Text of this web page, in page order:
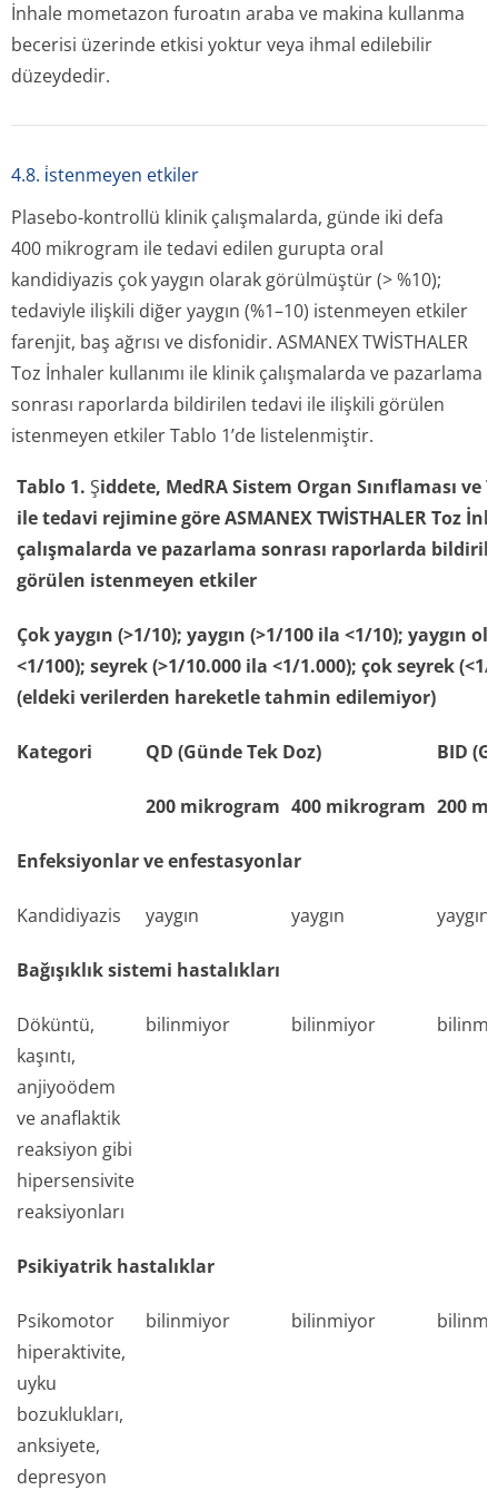
İnhale mometazon furoatın araba ve makina kullanma
becerisi üzerinde etkisi yoktur veya ihmal edilebilir
düzeydedir.
4.8. i̇stenmeyen etkiler
Plasebo-kontrollü klinik çalışmalarda, günde iki defa
400 mikrogram ile tedavi edilen gurupta oral
kandidiyazis çok yaygın olarak görülmüştür (> %10);
tedaviyle ilişkili diğer yaygın (%1–10) istenmeyen etkiler
farenjit, baş ağrısı ve disfonidir. ASMANEX TWİSTHALER
Toz İnhaler kullanımı ile klinik çalışmalarda ve pazarlama
sonrası raporlarda bildirilen tedavi ile ilişkili görülen
istenmeyen etkiler Tablo 1’de listelenmiştir.
Tablo 1. Şiddete, MedRA Sistem Organ Sınıflaması
ile tedavi rejimine göreASMANEX TWİSTHALER Toz
çalışmalarda ve pazarlama sonrası raporlarda
görülen istenmeyen etkiler
Çok yaygın (>1/10); yaygın (>1/100 ila <1/10); yaygın
<1/100); seyrek (>1/10.000 ila <1/1.000); çok seyrek
(eldeki verilerden hareketle tahmin edilemiyor)
Kategori QD (Günde Tek Doz) BID
200 mikrogram 400 mikrogram 200
Enfeksiyonlar ve enfestasyonlar
Kandidiyazis yaygın yaygın yaygın
Bağışıklık sistemi hastalıkları
Döküntü,
kaşıntı,
anjiyoödem
ve anaflaktik
reaksiyon gibi
hipersensivite
reaksiyonları
bilinmiyor bilinmiyor
Psikiyatrik hastalıklar
Psikomotor
hiperaktivite,
uyku
bozuklukları,
anksiyete,
depresyon
bilinmiyor bilinmiyor